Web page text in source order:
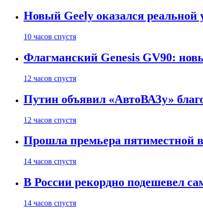
Новый Geely оказался реальной
10 часов спустя
Флагманский Genesis GV90:
12 часов спустя
Путин объявил «АвтоВАЗу»
12 часов спустя
Прошла премьера пятиместной
14 часов спустя
В России рекордно подешевел
14 часов спустя